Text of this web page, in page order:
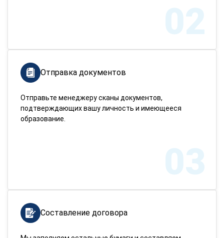
02
Отправка документов
Отправьте менеджеру сканы документов,
подтверждающих вашу личность и имеющееся
образование.
03
Составление договора